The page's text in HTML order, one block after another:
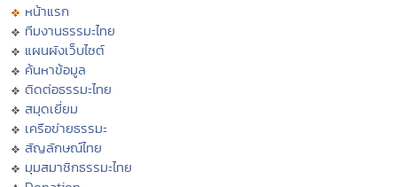
หน้าแรก
ทีมงานธรรมะไทย
แผนผังเว็บไซต์
ค้นหาข้อมูล
ติดต่อธรรมะไทย
สมุดเยี่ยม
เครือข่ายธรรมะ
สัญลักษณ์ไทย
มุมสมาชิกธรรมะไทย